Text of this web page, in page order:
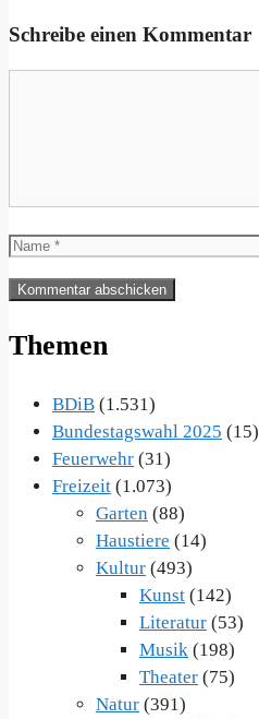
Schreibe einen Kommentar
Name
Themen
BDiB (1.531)
Bundestagswahl 2025 (15)
Feuerwehr (31)
Freizeit (1.073)
Garten (88)
Haustiere (14)
Kultur (493)
Kunst (142)
Literatur (53)
Musik (198)
Theater (75)
Natur (391)